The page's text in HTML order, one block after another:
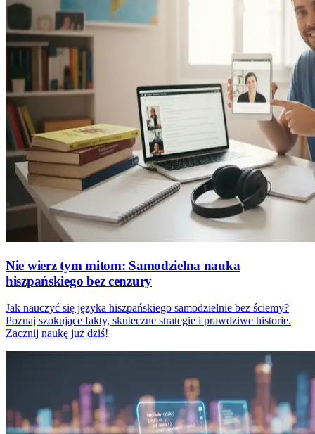
Nie wierz tym mitom: Samodzielna nauka
hiszpańskiego bez cenzury
Jak nauczyć się języka hiszpańskiego samodzielnie bez ściemy?
Poznaj szokujące fakty, skuteczne strategie i prawdziwe historie.
Zacznij naukę już dziś!